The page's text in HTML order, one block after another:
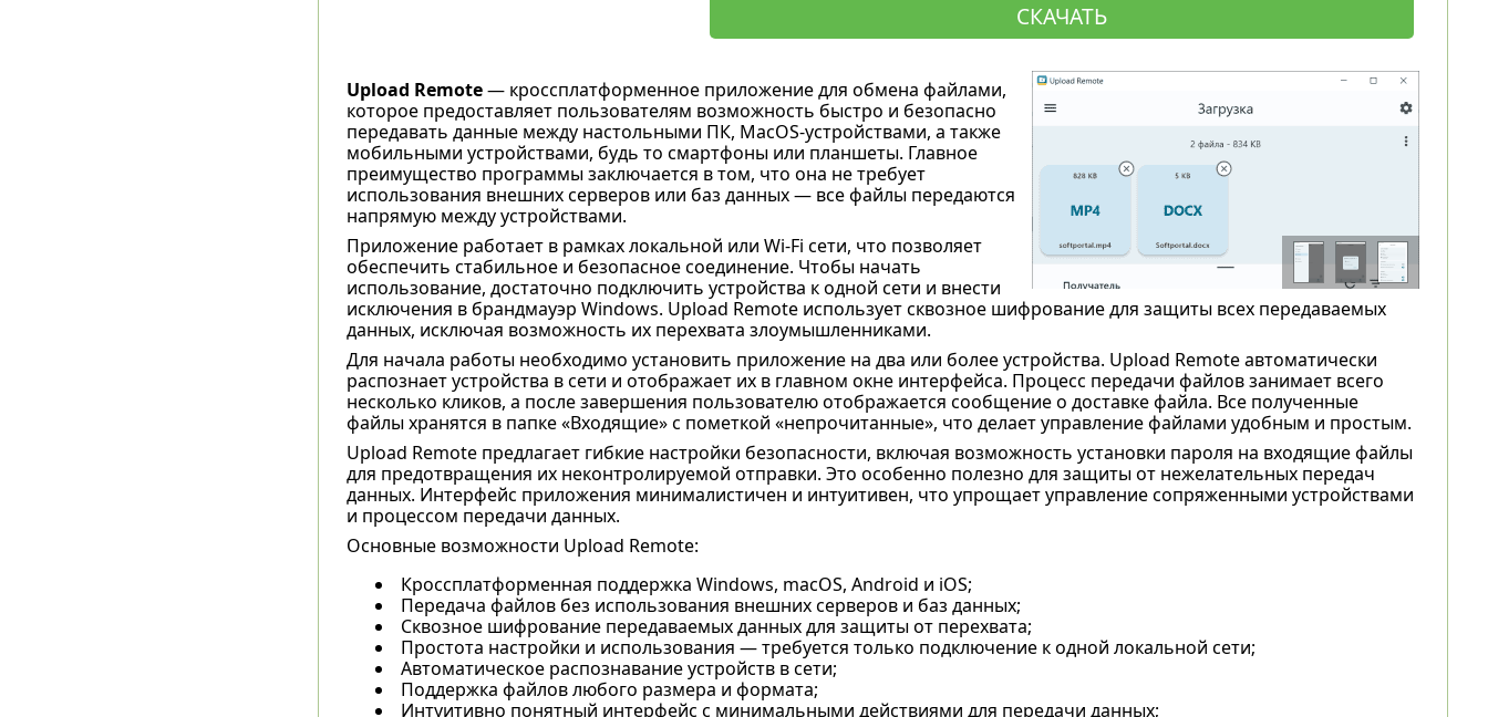
СКАЧАТЬ
Upload Remote— кроссплатформенное приложение для обмена файлами,
которое предоставляет пользователям возможность быстро и безопасно
передавать данные между настольными ПК, MacOS-устройствами, а также
мобильными устройствами, будь то смартфоны или планшеты. Главное
преимущество программы заключается в том, что она не требует
использования внешних серверов или баз данных — все файлы передаются
напрямую между устройствами.
Приложение работает в рамках локальной или Wi-Fi сети, что позволяет
обеспечить стабильное и безопасное соединение. Чтобы начать
использование, достаточно подключить устройства к одной сети и внести
исключения в брандмауэр Windows. Upload Remote использует сквозное шифрование для защиты всех передаваемых
данных, исключая возможность их перехвата злоумышленниками.
Для начала работы необходимо установить приложение на два или более устройства. Upload Remote автоматически
распознает устройства в сети и отображает их в главном окне интерфейса. Процесс передачи файлов занимает всего
несколько кликов, а после завершения пользователю отображается сообщение о доставке файла. Все полученные
файлы хранятся в папке «Входящие» с пометкой «непрочитанные», что делает управление файлами удобным и простым.
Upload Remote предлагает гибкие настройки безопасности, включая возможность установки пароля на входящие файлы
для предотвращения их неконтролируемой отправки. Это особенно полезно для защиты от нежелательных передач
данных. Интерфейс приложения минималистичен и интуитивен, что упрощает управление сопряженными устройствами
и процессом передачи данных.
Основные возможности Upload Remote:
Кроссплатформенная поддержка Windows, macOS, Android и iOS;
Передача файлов без использования внешних серверов и баз данных;
Сквозное шифрование передаваемых данных для защиты от перехвата;
Простота настройки и использования — требуется только подключение к одной локальной сети;
Автоматическое распознавание устройств в сети;
Поддержка файлов любого размера и формата;
Интуитивно понятный интерфейс с минимальными действиями для передачи данных;